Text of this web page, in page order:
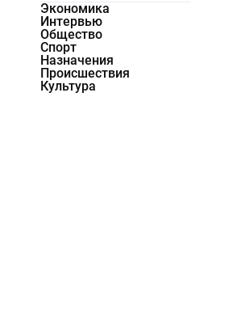
Экономика
Интервью
Общество
Спорт
Назначения
Происшествия
Культура